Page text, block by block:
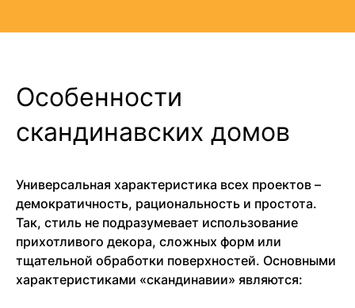
Особенности
скандинавских домов
Универсальная характеристика всех проектов –
демократичность, рациональность и простота.
Так, стиль не подразумевает использование
прихотливого декора, сложных форм или
тщательной обработки поверхностей. Основными
характеристиками «скандинавии» являются: